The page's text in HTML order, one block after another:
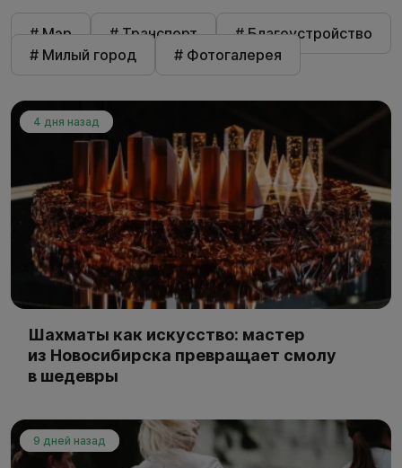
# Мэр # Транспорт
# Благоустройство
# Милый город
# Фотогалерея
4 дня назад
Шахматы как искусство: мастер
из Новосибирска превращает смолу
в шедевры
9 дней назад